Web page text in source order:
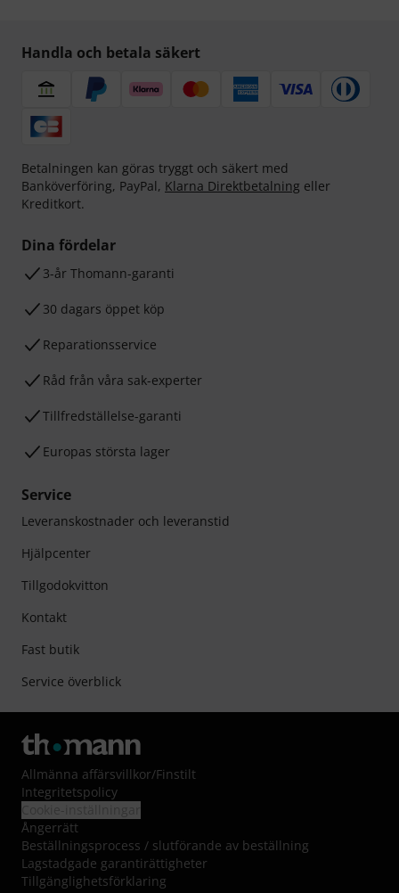
Handla och betala säkert
Betalningen kan göras tryggt och säkert med
Banköverföring, PayPal, Klarna Direktbetalning eller
Kreditkort.
Dina fördelar
3-år Thomann-garanti
30 dagars öppet köp
Reparationsservice
Råd från våra sak-experter
Tillfredställelse-garanti
Europas största lager
Service
Leveranskostnader och leveranstid
Hjälpcenter
Tillgodokvitton
Kontakt
Fast butik
Service överblick
Allmänna affärsvillkor/Finstilt
Integritetspolicy
Ångerrätt
Beställningsprocess / slutförande av beställning
Lagstadgade garantirättigheter
Tillgänglighetsförklaring